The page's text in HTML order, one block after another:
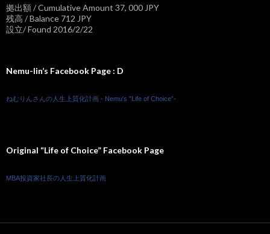
拠出額 / Cumulative Amount 37, 000 JPY
残高 / Balance 712 JPY
設立/ Found 2016/2/22
Nemu-lin’s Facebook Page : D
ねむりんさんの人生上質化計画 - Nemu's ”Life of Choice”-
Original “Life of Choice” Facebook Page
MBA投資家社長の人生上質化計画